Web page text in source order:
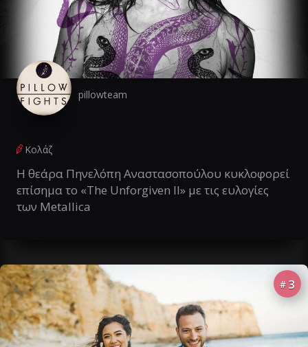
pillowteam
Κολάζ
Η θεάρα Πηνελόπη Αναστασοπούλου κυκλοφορεί
επίσημα το «The Unforgiven II» με τις ευλογίες
των Metallica
# 3